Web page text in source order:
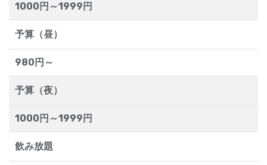
1000円～1999円
予算（昼）
980円～
予算（夜）
1000円～1999円
飲み放題